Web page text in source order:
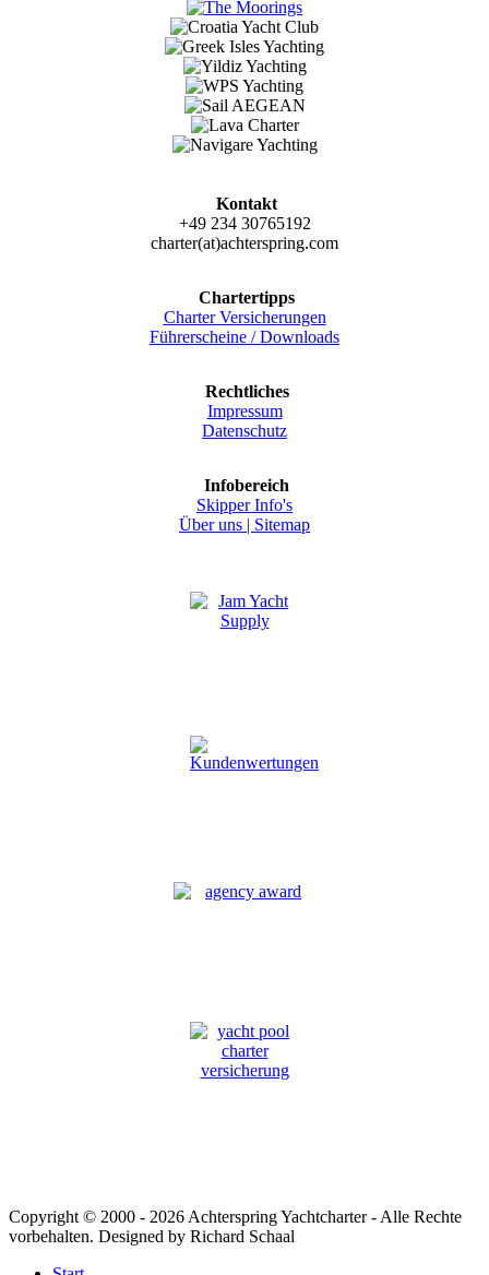
Kontakt
+49 234 30765192
charter(at)achterspring.com
Chartertipps
Charter Versicherungen
Führerscheine / Downloads
Rechtliches
Impressum
Datenschutz
Infobereich
Skipper Info's
Über uns | Sitemap
Copyright © 2000 - 2026 Achterspring Yachtcharter - Alle Rechte
vorbehalten. Designed by Richard Schaal